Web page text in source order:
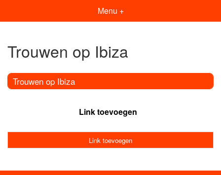
Menu +
Trouwen op Ibiza
Trouwen op Ibiza
Link toevoegen
Link toevoegen